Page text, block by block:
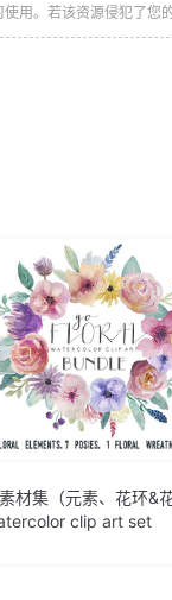
用。若该资源侵犯了您
材集（元素、花环&
clip art set